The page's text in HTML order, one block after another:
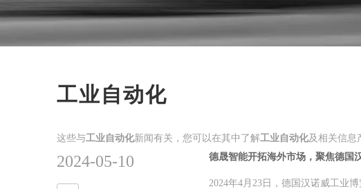
工业自动化
这些与工业自动化新闻有关，您可以在其中了解工业自动化及相关信息
2024-05-10 德晟智能开拓海外市场，聚焦德国
2024年4月23日，德国汉诺威工业